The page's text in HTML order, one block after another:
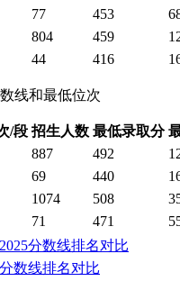
77 453
804 459
44 416
线和最低位次
/段 招生人数 最低录取分
887 492
69 440
1074 508
71 471
分数线排名对比
数线排名对比